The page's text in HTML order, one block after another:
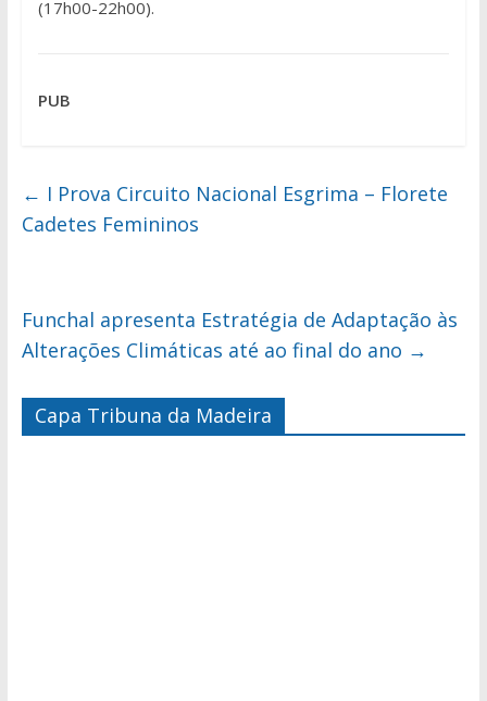
(17h00-22h00).
PUB
← I Prova Circuito Nacional Esgrima – Florete
Cadetes Femininos
Funchal apresenta Estratégia de Adaptação às
Alterações Climáticas até ao final do ano →
Capa Tribuna da Madeira